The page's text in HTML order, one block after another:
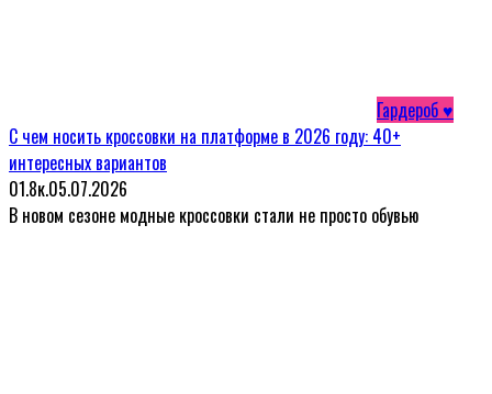
Гардероб ♥
С чем носить кроссовки на платформе в 2026 году: 40+
интересных вариантов
01.8к.05.07.2026
В новом сезоне модные кроссовки стали не просто обувью